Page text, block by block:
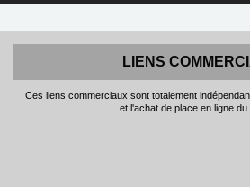
LIENS
Ces liens commerciaux sont totalement
et l'achat de place en ligne du